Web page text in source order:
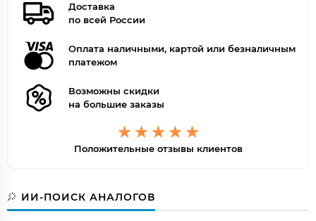
Доставка
по всей России
Оплата наличными, картой или безналичным
платежом
Возможны скидки
на большие заказы
Положительные отзывы клиентов
ИИ-ПОИСК АНАЛОГОВ